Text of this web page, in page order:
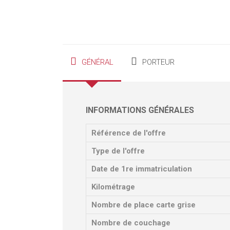
GÉNÉRAL PORTEUR
INFORMATIONS GÉNÉRALES
Référence de l'offre
Type de l'offre
Date de 1re immatriculation
Kilométrage
Nombre de place carte grise
Nombre de couchage